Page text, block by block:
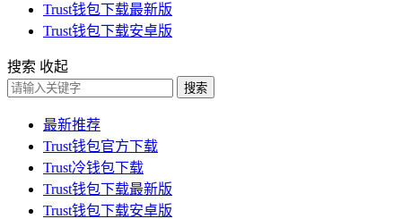
Trust钱包下载最新版
Trust钱包下载安卓版
搜索 收起
搜索
最新推荐
Trust钱包官方下载
Trust冷钱包下载
Trust钱包下载最新版
Trust钱包下载安卓版